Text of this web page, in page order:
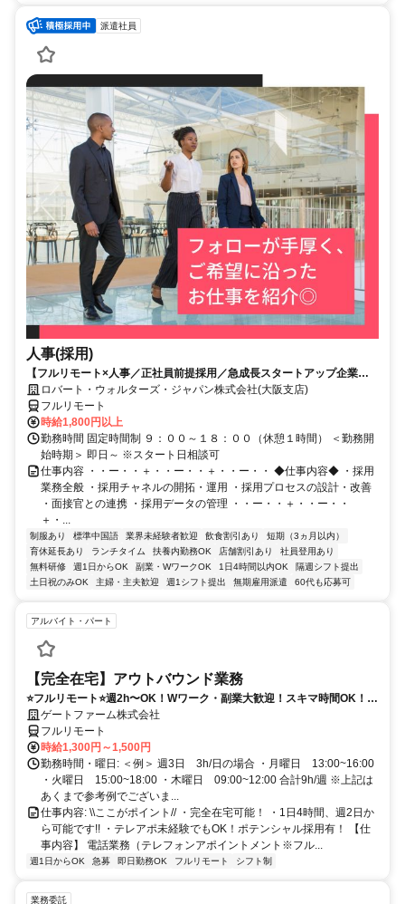
派遣社員
人事(採用)
【フルリモート×人事／正社員前提採用／急成長スタートアップ企業／
英語】Robert Walters
ロバート・ウォルターズ・ジャパン株式会社(大阪支店)
フルリモート
時給1,800円以上
勤務時間 固定時間制 ９：００～１８：００（休憩１時間） ＜勤務開
始時期＞ 即日～ ※スタート日相談可
仕事内容 ・・ー・・＋・・ー・・＋・・ー・・ ◆仕事内容◆ ・採用
業務全般 ・採用チャネルの開拓・運用 ・採用プロセスの設計・改善
・面接官との連携 ・採用データの管理 ・・ー・・＋・・ー・・
＋・...
制服あり 標準中国語 業界未経験者歓迎 飲食割引あり
短期（3ヵ月以内）
育休延長あり
ランチタイム 扶養内勤務OK 店舗割引あり
社員登用あり
無料研修
週1日からOK 副業・WワークOK 1日4時間以内OK
隔週シフト提出
土日祝のみOK
主婦・主夫歓迎 週1シフト提出 無期雇用派遣 60代も応募可
アルバイト・パート
【完全在宅】アウトバウンド業務
⭐️フルリモート⭐️週2h〜OK！Wワーク・副業大歓迎！スキマ時間OK！
※PC必須
ゲートファーム株式会社
フルリモート
時給1,300円～1,500円
勤務時間・曜日: ＜例＞ 週3日 3h/日の場合 ・月曜日 13:00~16:00
・火曜日 15:00~18:00 ・木曜日 09:00~12:00 合計9h/週 ※上記は
あくまで参考例でございま...
仕事内容: \\ここがポイント// ・完全在宅可能！ ・1日4時間、週2日か
ら可能です!! ・テレアポ未経験でもOK！ポテンシャル採用有！ 【仕
事内容】 電話業務（テレフォンアポイントメント※フル...
週1日からOK 急募 即日勤務OK フルリモート シフト制
業務委託